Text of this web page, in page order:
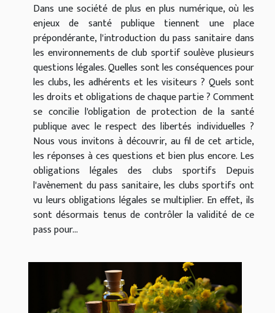
Dans une société de plus en plus numérique, où les
enjeux de santé publique tiennent une place
prépondérante, l'introduction du pass sanitaire dans
les environnements de club sportif soulève plusieurs
questions légales. Quelles sont les conséquences pour
les clubs, les adhérents et les visiteurs ? Quels sont
les droits et obligations de chaque partie ? Comment
se concilie l'obligation de protection de la santé
publique avec le respect des libertés individuelles ?
Nous vous invitons à découvrir, au fil de cet article,
les réponses à ces questions et bien plus encore. Les
obligations légales des clubs sportifs Depuis
l'avènement du pass sanitaire, les clubs sportifs ont
vu leurs obligations légales se multiplier. En effet, ils
sont désormais tenus de contrôler la validité de ce
pass pour...